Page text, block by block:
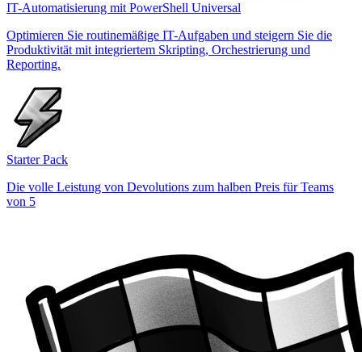
IT-Automatisierung mit PowerShell Universal
Optimieren Sie routinemäßige IT-Aufgaben und steigern Sie die
Produktivität mit integriertem Skripting, Orchestrierung und
Reporting.
Starter Pack
Die volle Leistung von Devolutions zum halben Preis für Teams
von 5